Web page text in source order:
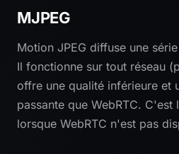
MJPEG
Motion JPEG diffuse une
Il fonctionne sur tout réseau
offre une qualité inférieure et
passante que WebRTC.
lorsque WebRTC n'est pas